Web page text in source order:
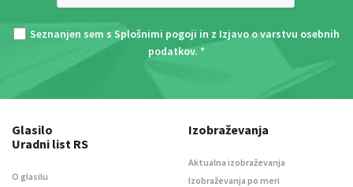
Seznanjen sem s Splošnimi pogoji in z Izjavo o varstvu osebnih
podatkov. *
Glasilo
Uradni list RS
O glasilu
Izobraževanja
Aktualna izobraževanja
Izobraževanja po meri